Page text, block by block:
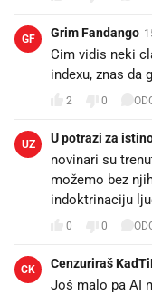
GF Grim Fandango
Cim vidis neki
indexu, znas da
2 0
UZ U potrazi za
novinari su
možemo bez
indoktrinaciju
0 0
CK Cenzuriraš
Još malo pa AI